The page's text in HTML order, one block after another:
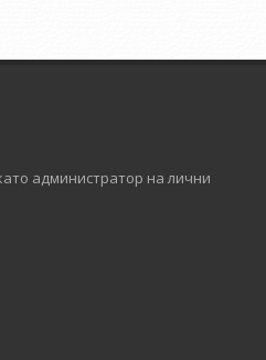
администратор на лични